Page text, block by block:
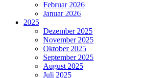
Februar 2026
Januar 2026
2025
Dezember 2025
November 2025
Oktober 2025
September 2025
August 2025
Juli 2025